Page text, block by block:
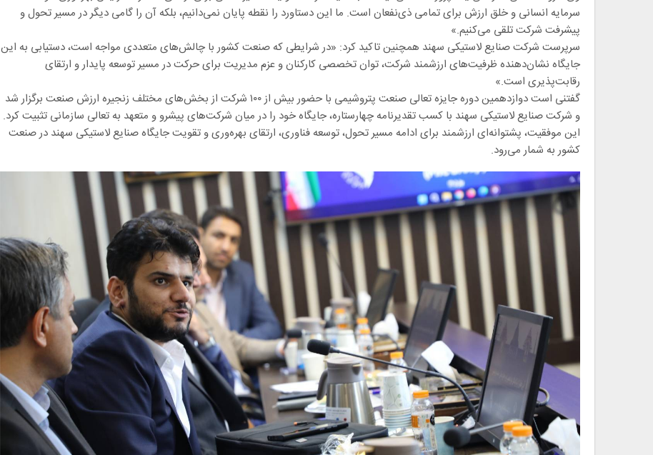
سرمایه انسانی و خلق ارزش برای تمامی ذی‌نفعان است. ما این دستاورد را نقطه پایان نمی‌دانیم، بلکه آن را گامی دیگر در مسیر تحول و
پیشرفت شرکت تلقی می‌کنیم.»
سرپرست شرکت صنایع لاستیکی سهند همچنین تاکید کرد: «در شرایطی که صنعت کشور با چالش‌های متعددی مواجه است، دستیابی به این
جایگاه نشان‌دهنده ظرفیت‌های ارزشمند شرکت، توان تخصصی کارکنان و عزم مدیریت برای حرکت در مسیر توسعه پایدار و ارتقای
رقابت‌پذیری است.»
گفتنی است دوازدهمین دوره جایزه تعالی صنعت پتروشیمی با حضور بیش از ۱۰۰ شرکت از بخش‌های مختلف زنجیره ارزش صنعت برگزار شد
و شرکت صنایع لاستیکی سهند با کسب تقدیرنامه چهارستاره، جایگاه خود را در میان شرکت‌های پیشرو و متعهد به تعالی سازمانی تثبیت کرد.
این موفقیت، پشتوانه‌ای ارزشمند برای ادامه مسیر تحول، توسعه فناوری، ارتقای بهره‌وری و تقویت جایگاه صنایع لاستیکی سهند در صنعت
کشور به شمار می‌رود.